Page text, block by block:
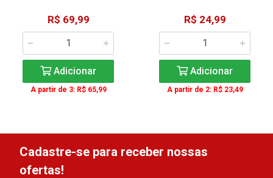
R$ 69,99
Adicionar
A partir de 3: R$ 65,99
R$ 24,99
Adicionar
A partir de 2: R$ 23,49
Cadastre-se para receber nossas
ofertas!